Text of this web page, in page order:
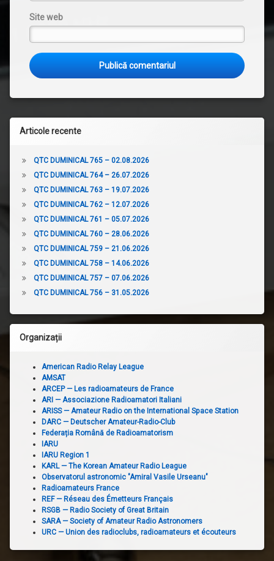
Site web
Articole recente
QTC DUMINICAL 765 – 02.08.2026
QTC DUMINICAL 764 – 26.07.2026
QTC DUMINICAL 763 – 19.07.2026
QTC DUMINICAL 762 – 12.07.2026
QTC DUMINICAL 761 – 05.07.2026
QTC DUMINICAL 760 – 28.06.2026
QTC DUMINICAL 759 – 21.06.2026
QTC DUMINICAL 758 – 14.06.2026
QTC DUMINICAL 757 – 07.06.2026
QTC DUMINICAL 756 – 31.05.2026
Organizații
American Radio Relay League
AMSAT
ARCEP — Les radioamateurs de France
ARI — Associazione Radioamatori Italiani
ARISS — Amateur Radio on the International Space Station
DARC — Deutscher Amateur-Radio-Club
Federația Română de Radioamatorism
IARU
IARU Region 1
KARL — The Korean Amateur Radio League
Observatorul astronomic "Amiral Vasile Urseanu"
Radioamateurs France
REF — Réseau des Émetteurs Français
RSGB — Radio Society of Great Britain
SARA — Society of Amateur Radio Astronomers
URC — Union des radioclubs, radioamateurs et écouteurs